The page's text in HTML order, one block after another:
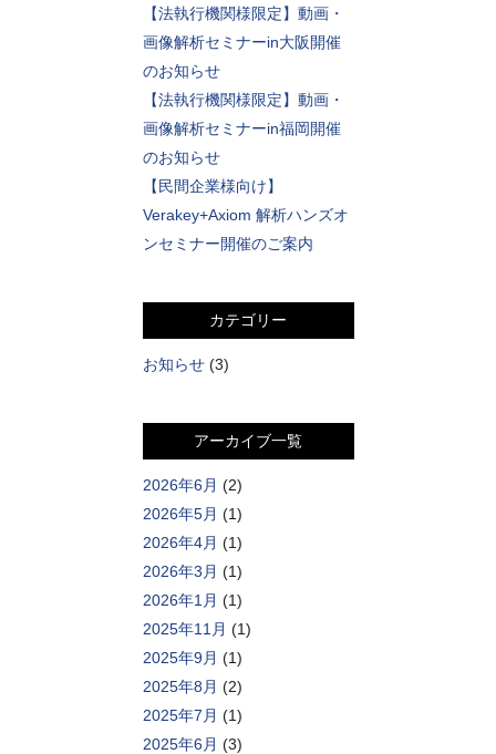
【法執行機関様限定】動画・
画像解析セミナーin大阪開催
のお知らせ
【法執行機関様限定】動画・
画像解析セミナーin福岡開催
のお知らせ
【民間企業様向け】
Verakey+Axiom 解析ハンズオ
ンセミナー開催のご案内
カテゴリー
お知らせ(3)
アーカイブ一覧
2026年6月 (2)
2026年5月 (1)
2026年4月 (1)
2026年3月 (1)
2026年1月 (1)
2025年11月 (1)
2025年9月 (1)
2025年8月 (2)
2025年7月 (1)
2025年6月 (3)